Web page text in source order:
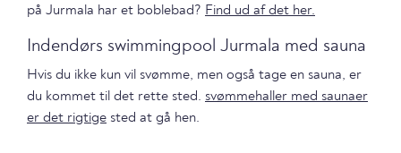
på Jurmala har et boblebad? Find ud af det her.
Indendørs swimmingpool Jurmala med sauna
Hvis du ikke kun vil svømme, men også tage en sauna, er
du kommet til det rette sted. svømmehaller med saunaer
er det rigtige sted at gå hen.